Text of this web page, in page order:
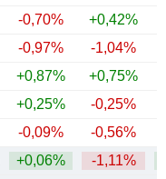
-0,70% +0,42%
-0,97% -1,04%
+0,87% +0,75%
+0,25% -0,25%
-0,09% -0,56%
+0,06% -1,11%